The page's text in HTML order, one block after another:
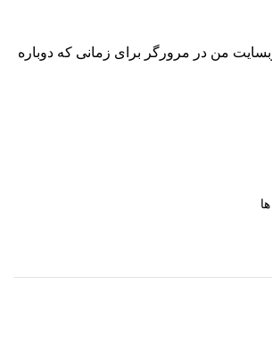
من در مرورگر برای زمانی که دوباره